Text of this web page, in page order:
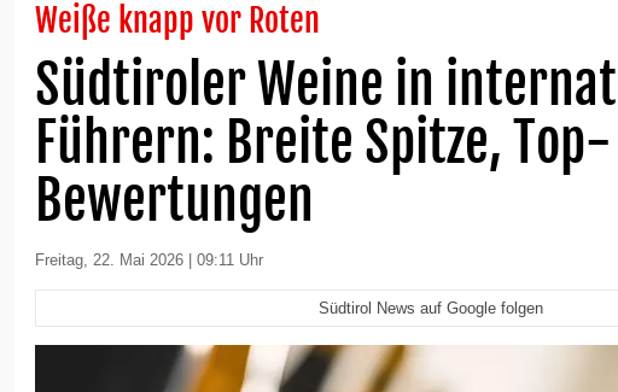
Weiße knapp vor Roten
Südtiroler Weine in
Führern: Breite Spitze, Top-
Bewertungen
Freitag, 22. Mai 2026 | 09:11 Uhr
Südtirol News auf Google folgen